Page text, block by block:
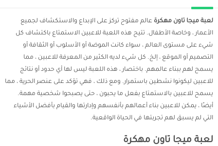
لعبة ميجا تاون مهكرة عالم مفتوح تركز على الإبداع والاستكشاف لجميع
الأعمار ، وخاصة الأطفال. تتيح هذه اللعبة للاعبين الاستمتاع باكتشاف كل
شيء على مستوى العالم ، سواء كانت الموضة أو الأسلوب أو الثقافة أو
التصميم أو الموقع ، إلخ. كل شيء لديه الكثير من المعرفة للاعبين ، مما
يسمح لهم ببناء عالمهم. باختصار ، هذه اللعبة ليس لها أي حدود أو نتائج
للاعبين ليكونوا نشطين باستمرار. ومع ذلك ، فهي تؤكد على عنصر الحرية ، مما
يسمح للاعبين بالاستمتاع بفعل ما يحبون ، حتى يصبحوا شخصية مهمة.
أيضًا ، يمكن للاعبين بناء أعمالهم بأنفسهم وإدارتها والقيام بأفضل الأشياء
التي لم يسبق لهم تجربتها في الحياة الواقعية.
لعبة ميجا تاون مهكرة